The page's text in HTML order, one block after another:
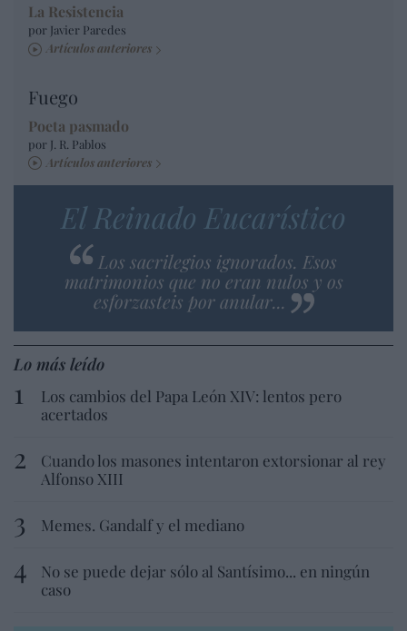
La Resistencia
por Javier Paredes
Artículos anteriores
Fuego
Poeta pasmado
por J. R. Pablos
Artículos anteriores
El Reinado Eucarístico
Los sacrilegios ignorados. Esos
matrimonios que no eran nulos y os
esforzasteis por anular...
Lo más leído
Los cambios del Papa León XIV: lentos pero
acertados
Cuando los masones intentaron extorsionar al rey
Alfonso XIII
Memes. Gandalf y el mediano
No se puede dejar sólo al Santísimo... en ningún
caso